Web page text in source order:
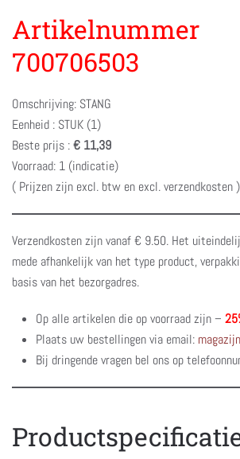
Artikelnummer
700706503
Omschrijving: STANG
Eenheid : STUK (1)
Beste prijs :€ 11,39
Voorraad: 1 (indicatie)
( Prijzen zijn excl. btw en excl. verzendkosten )
Verzendkosten zijn vanaf € 9.50. Het
mede afhankelijk van het type product,
basis van het bezorgadres.
Op alle artikelen die op voorraad zijn –
Plaats uw bestellingen via email:
Bij dringende vragen bel ons op